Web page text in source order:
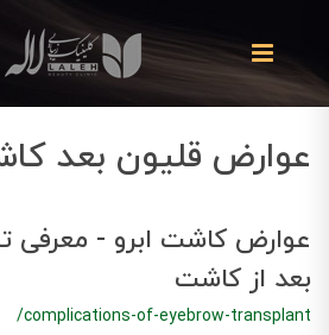
عوارض قلیون بعد
عوارض کاشت ابرو - معرفی
بعد از کاشت
/complications-of-eyebrow-transplant